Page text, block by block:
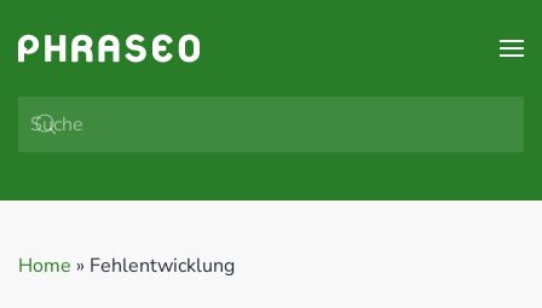
Zum Hauptinhalt springen
Home » Fehlentwicklung